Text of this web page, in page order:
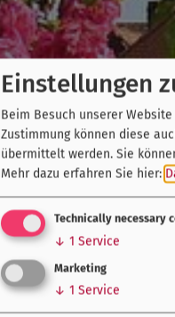
Einstellungen
Beim Besuch unserer
Zustimmung können diese
übermittelt werden. Sie
Mehr dazu erfahren Sie hier:
Technically necessary
↓ 1 Service
Marketing
↓ 1 Service